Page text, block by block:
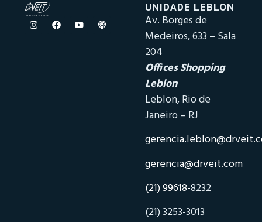
UNIDADE LEBLON
Av. Borges de
Medeiros, 633 – Sala
204
Offices Shopping
Leblon
Leblon, Rio de
Janeiro – RJ
gerencia@drveit.com
(21) 99618-8232
(21) 3253-3013